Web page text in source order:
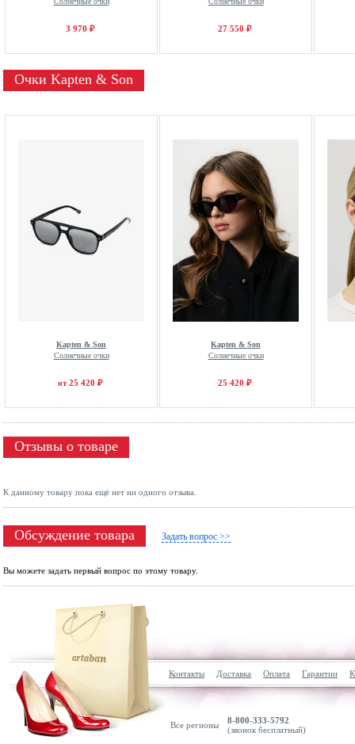
3 970 ₽ 27 550 ₽
Очки Kapten & Son
Kapten & Son
Солнечные очки
от 25 420 ₽
Kapten & Son
Солнечные очки
25 420 ₽
Отзывы о товаре
К данному товару пока ещё нет ни одного отзыва.
Обсуждение товара Задать вопрос >>
Вы можете задать первый вопрос по этому товару.
Контакты Доставка Оплата Гарантии
Все регионы
8-800-333-5792
(звонок бесплатный)